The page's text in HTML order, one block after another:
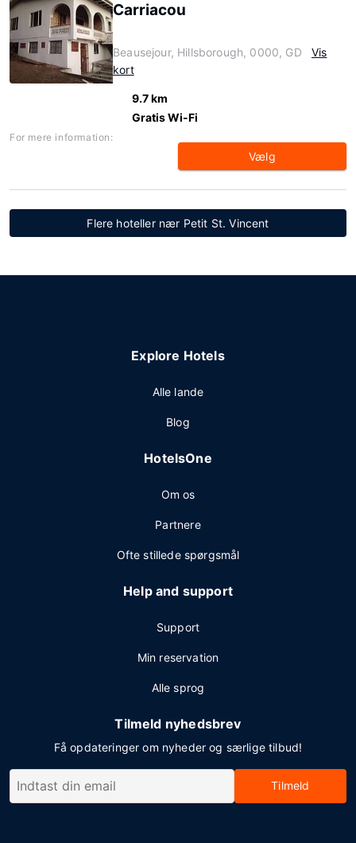
Carriacou
Beausejour, Hillsborough, 0000, GD
Vis
kort
9.7 km
Gratis Wi-Fi
For mere information:
Vælg
Flere hoteller nær Petit St. Vincent
Explore Hotels
Alle lande
Blog
HotelsOne
Om os
Partnere
Ofte stillede spørgsmål
Help and support
Support
Min reservation
Alle sprog
Tilmeld nyhedsbrev
Få opdateringer om nyheder og særlige tilbud!
Tilmeld